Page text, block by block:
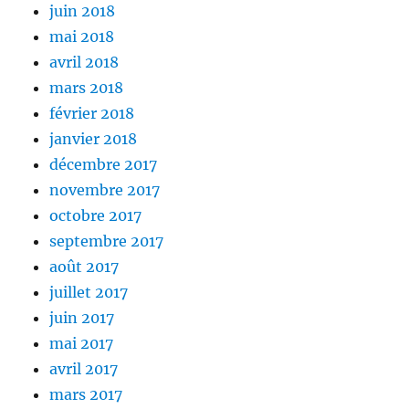
juin 2018
mai 2018
avril 2018
mars 2018
février 2018
janvier 2018
décembre 2017
novembre 2017
octobre 2017
septembre 2017
août 2017
juillet 2017
juin 2017
mai 2017
avril 2017
mars 2017